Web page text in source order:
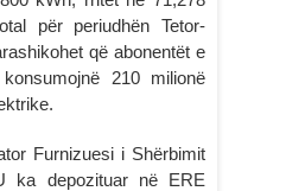
për periudhën Tetor-
që abonentët e
210 milionë
Furnizuesi i Shërbimit
ka depozituar në ERE